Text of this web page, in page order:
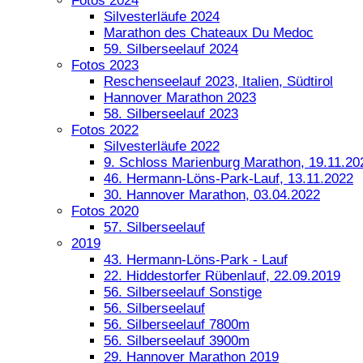
Silvesterläufe 2024
Marathon des Chateaux Du Medoc
59. Silberseelauf 2024
Fotos 2023
Reschenseelauf 2023, Italien, Südtirol
Hannover Marathon 2023
58. Silberseelauf 2023
Fotos 2022
Silvesterläufe 2022
9. Schloss Marienburg Marathon,
46. Hermann-Löns-Park-Lauf, 13.11.2022
30. Hannover Marathon, 03.04.2022
Fotos 2020
57. Silberseelauf
2019
43. Hermann-Löns-Park - Lauf
22. Hiddestorfer Rübenlauf, 22.09.2019
56. Silberseelauf Sonstige
56. Silberseelauf
56. Silberseelauf 7800m
56. Silberseelauf 3900m
29. Hannover Marathon 2019